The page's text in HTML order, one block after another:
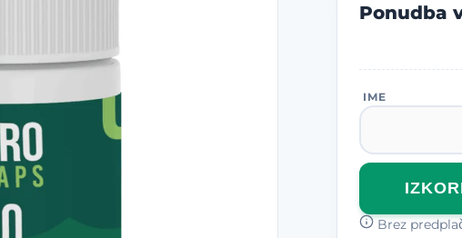
Ponudba
IME
Brez